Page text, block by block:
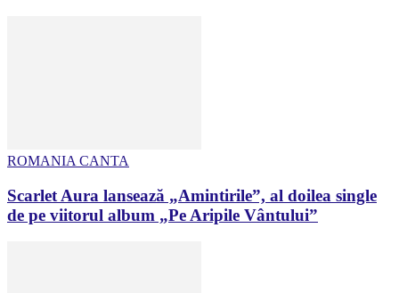
ROMANIA CANTA
Scarlet Aura lansează „Amintirile”, al doilea single
de pe viitorul album „Pe Aripile Vântului”